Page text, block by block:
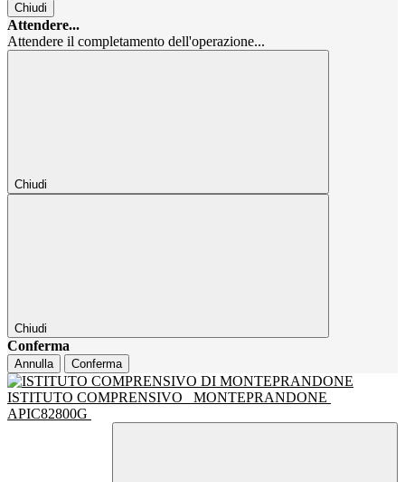
Chiudi
Attendere...
Attendere il completamento dell'operazione...
Chiudi
Chiudi
Conferma
Annulla Conferma
ISTITUTO COMPRENSIVO
MONTEPRANDONE
APIC82800G